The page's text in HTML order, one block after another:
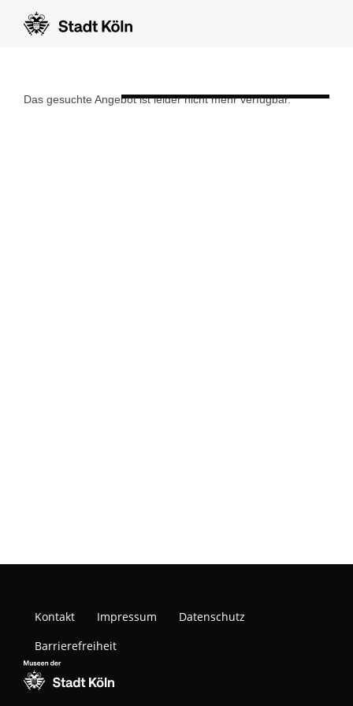
Das gesuchte Angebot ist leider nicht mehr verfügbar.
Kontakt Impressum
Datenschutz
Barrierefreiheit